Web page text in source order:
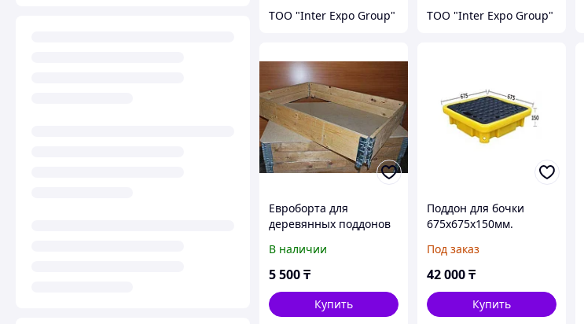
ТОО "Inter Expo Group" ТОО "Inter Expo Group"
Евроборта для
деревянных поддонов
В наличии
5 500₸
Купить
Поддон для бочки
675x675x150мм.
Под заказ
42 000₸
Купить